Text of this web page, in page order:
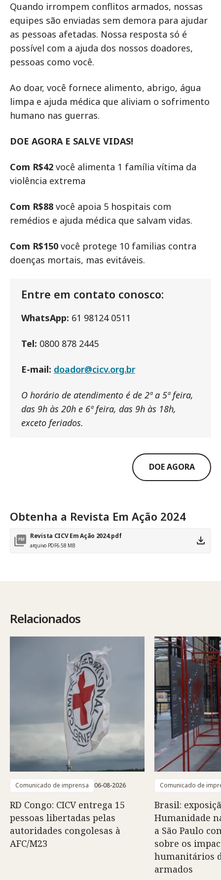
Quando irrompem conflitos armados, nossas
equipes são enviadas sem demora para ajudar
as pessoas afetadas. Nossa resposta só é
possível com a ajuda dos nossos doadores,
pessoas como você.
Ao doar, você fornece alimento, abrigo, água
limpa e ajuda médica que aliviam o sofrimento
humano nas guerras.
DOE AGORA E SALVE VIDAS!
Com R$42 você alimenta 1 família vítima da
violência extrema
Com R$88 você apoia 5 hospitais com
remédios e ajuda médica que salvam vidas.
Com R$150 você protege 10 familias contra
doenças mortais, mas evitáveis.
Entre em contato conosco:
WhatsApp: 61 98124 0511
Tel: 0800 878 2445
E-mail: doador@cicv.org.br
O horário de atendimento é de 2ª a 5ª feira,
das 9h às 20h e 6ª feira, das 9h às 18h,
exceto feriados.
DOE AGORA
Obtenha a Revista Em Ação 2024
Revista CICV Em Ação 2024.pdf
arquivo PDF6.58 MB
Relacionados
Comunicado de imprensa 06-08-2026
RD Congo: CICV entrega 15
pessoas libertadas pelas
autoridades congolesas à
AFC/M23
Comunicado de
Brasil:
Humanidade
a São Paulo
sobre os
humanitários
armados